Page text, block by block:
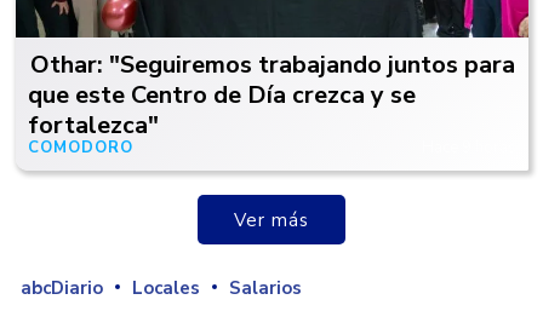
Othar: "Seguiremos trabajando juntos para
que este Centro de Día crezca y se
fortalezca"
COMODORO
Ver más
abcDiario Locales Salarios